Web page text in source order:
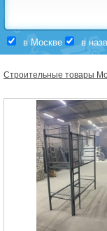
в Москве в
Строительные товары